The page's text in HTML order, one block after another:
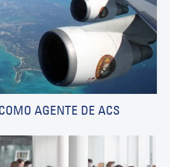
AGENTE DE ACS